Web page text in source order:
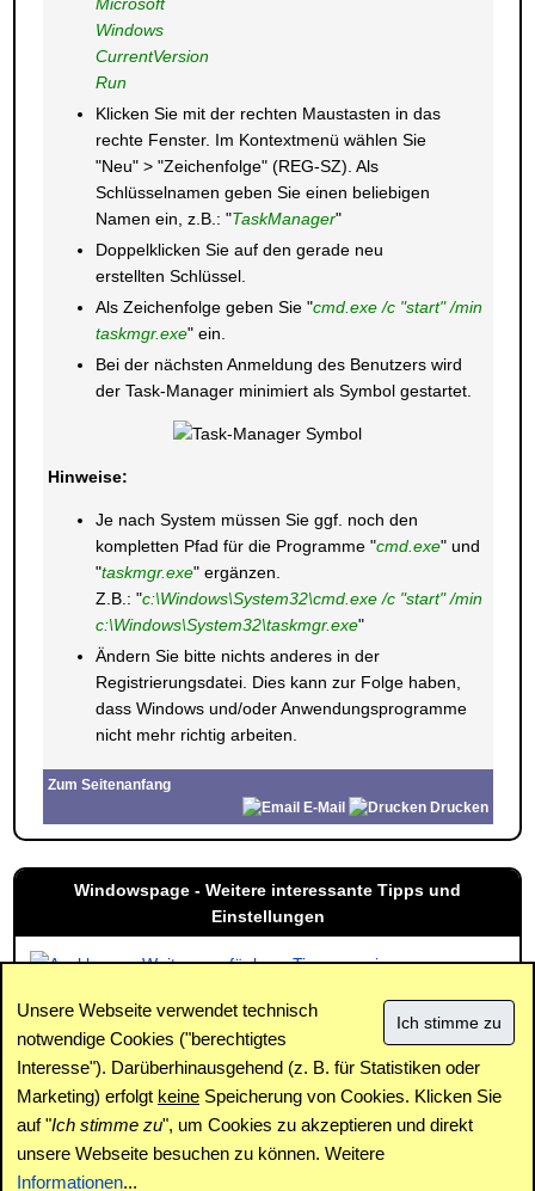
Windows
CurrentVersion
Run
Klicken Sie mit der rechten Maustasten in das
rechte Fenster. Im Kontextmenü wählen Sie
"Neu" > "Zeichenfolge" (REG-SZ). Als
Schlüsselnamen geben Sie einen beliebigen
Namen ein, z.B.: "TaskManager"
Doppelklicken Sie auf den gerade neu
erstellten Schlüssel.
Als Zeichenfolge geben Sie "cmd.exe /c "start" /min
taskmgr.exe" ein.
Bei der nächsten Anmeldung des Benutzers wird
der Task-Manager minimiert als Symbol gestartet.
Hinweise:
Je nach System müssen Sie ggf. noch den
kompletten Pfad für die Programme "cmd.exe" und
"taskmgr.exe" ergänzen.
Z.B.: "c:\Windows\System32\cmd.exe /c "start" /min
c:\Windows\System32\taskmgr.exe"
Ändern Sie bitte nichts anderes in der
Registrierungsdatei. Dies kann zur Folge haben,
dass Windows und/oder Anwendungsprogramme
nicht mehr richtig arbeiten.
Zum Seitenanfang
E-Mail
Drucken
Windowspage - Weitere interessante Tipps und
Einstellungen
Weitere verfügbare Tipps anzeigen
Unsere Webseite verwendet technisch
notwendige Cookies ("berechtigtes
Interesse"). Darüberhinausgehend (z. B. für Statistiken oder
Marketing) erfolgt keine Speicherung von Cookies. Klicken Sie
auf "Ich stimme zu", um Cookies zu akzeptieren und direkt
unsere Webseite besuchen zu können. Weitere
Informationen...
Impressum | Kontakt | Datenschutz / Cookies |
SPAM /
Abuse
| Newsletter | Forum